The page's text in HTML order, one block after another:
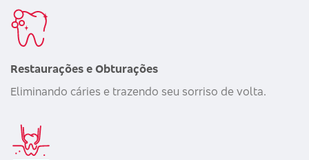
Restaurações e Obturações
Eliminando cáries e trazendo seu sorriso de volta.